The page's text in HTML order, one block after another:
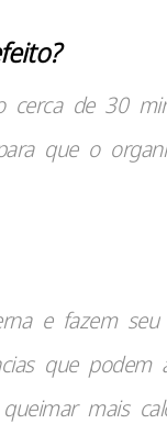
cerca de 30
que o
e fazem
que podem
mais